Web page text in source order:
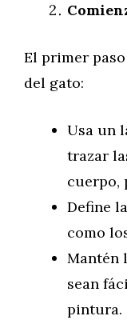
El primer
del gato:
Usa un
trazar
cuerpo,
Define
como
Mantén
sean
pintura.